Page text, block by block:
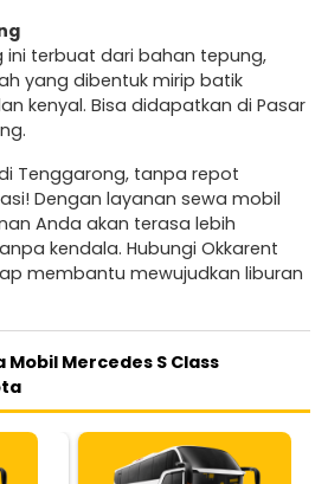
ini terbuat dari bahan tepung,
yang dibentuk mirip batik
kenyal. Bisa didapatkan di Pasar
Tenggarong, tanpa repot
Dengan layanan sewa mobil
Anda akan terasa lebih
kendala. Hubungi Okkarent
membantu mewujudkan liburan
Mobil Mercedes S Class